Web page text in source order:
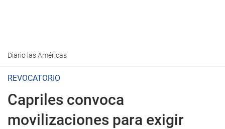
Diario las Américas
REVOCATORIO
Capriles convoca
movilizaciones para exigir